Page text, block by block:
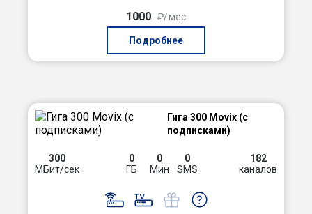
1000 ₽/мес
Подробнее
Гига 300 Movix (с
подписками)
300
МБит/сек
0
ГБ
0
Мин
0
SMS
182
каналов